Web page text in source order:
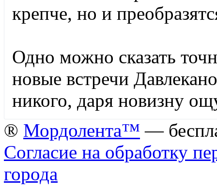
крепче, но и
Одно можно сказать
новые встречи
никого, даря новизну
® Мордолента™ —
Согласие на обработку
города